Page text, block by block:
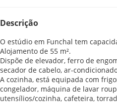
Descrição
O estúdio em Funchal tem
Alojamento de 55 m².
Dispõe de elevador, ferro de
secador de cabelo, ar-
A cozinha, está equipada com
congelador, máquina de lavar
utensílios/cozinha, cafeteira,